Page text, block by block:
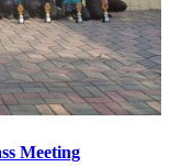
Meeting